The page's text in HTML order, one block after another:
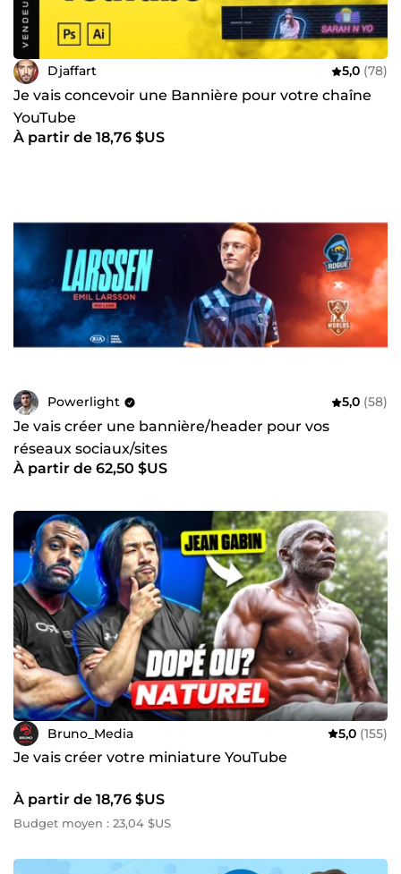
Djaffart 5,0 (78)
Je vais concevoir une Bannière pour votre chaîne
YouTube
À partir de 18,76 $US
Powerlight 5,0 (58)
Je vais créer une bannière/header pour vos
réseaux sociaux/sites
À partir de 62,50 $US
Bruno_Media 5,0 (155)
Je vais créer votre miniature YouTube
À partir de 18,76 $US
Budget moyen : 23,04 $US